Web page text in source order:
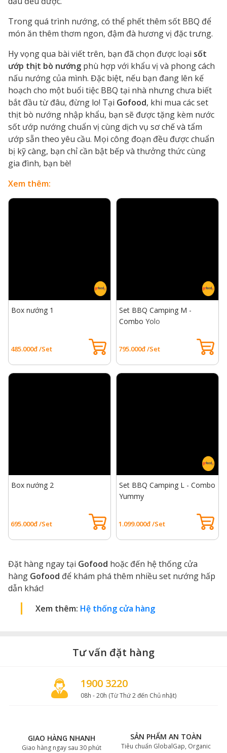
Trong quá trình nướng, có thể phết thêm sốt BBQ để
món ăn thêm thơm ngon, đậm đà hương vị đặc trưng.
Hy vọng qua bài viết trên, bạn đã chọn được loại sốt
ướp thịt bò nướng phù hợp với khẩu vị và phong cách
nấu nướng của mình. Đặc biệt, nếu bạn đang lên kế
hoạch cho một buổi tiệc BBQ tại nhà nhưng chưa biết
bắt đầu từ đâu, đừng lo! Tại Gofood, khi mua các set
thịt bò nướng nhập khẩu, bạn sẽ được tặng kèm nước
sốt ướp nướng chuẩn vị cùng dịch vụ sơ chế và tẩm
ướp sẵn theo yêu cầu. Mọi công đoạn đều được chuẩn
bị kỹ càng, bạn chỉ cần bật bếp và thưởng thức cùng
gia đình, bạn bè!
Xem thêm:
Box nướng 1
485.000đ /Set
Set BBQ Camping M -
Combo Yolo
795.000đ /Set
Box nướng 2
695.000đ /Set
Set BBQ Camping L - Combo
Yummy
1.099.000đ /Set
Đặt hàng ngay tại Gofood hoặc đến hệ thống cửa
hàng Gofood để khám phá thêm nhiều set nướng hấp
dẫn khác!
Xem thêm: Hệ thống cửa hàng
Tư vấn đặt hàng
1900 3220
08h - 20h (Từ Thứ 2 đến Chủ nhật)
GIAO HÀNG NHANH
Giao hàng ngay sau 30 phút
SẢN PHẨM AN TOÀN
Tiêu chuẩn GlobalGap, Organic